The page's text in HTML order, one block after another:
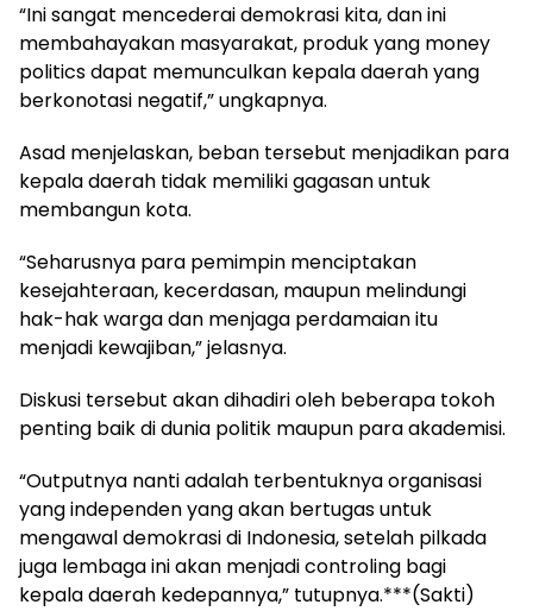
“Ini sangat mencederai demokrasi kita, dan ini
membahayakan masyarakat, produk yang money
politics dapat memunculkan kepala daerah yang
berkonotasi negatif,” ungkapnya.
Asad menjelaskan, beban tersebut menjadikan para
kepala daerah tidak memiliki gagasan untuk
membangun kota.
“Seharusnya para pemimpin menciptakan
kesejahteraan, kecerdasan, maupun melindungi
hak-hak warga dan menjaga perdamaian itu
menjadi kewajiban,” jelasnya.
Diskusi tersebut akan dihadiri oleh beberapa tokoh
penting baik di dunia politik maupun para akademisi.
“Outputnya nanti adalah terbentuknya organisasi
yang independen yang akan bertugas untuk
mengawal demokrasi di Indonesia, setelah pilkada
juga lembaga ini akan menjadi controling bagi
kepala daerah kedepannya,” tutupnya.***(Sakti)